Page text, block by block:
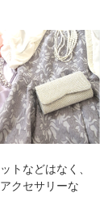
トなどはなく、
クセサリーな